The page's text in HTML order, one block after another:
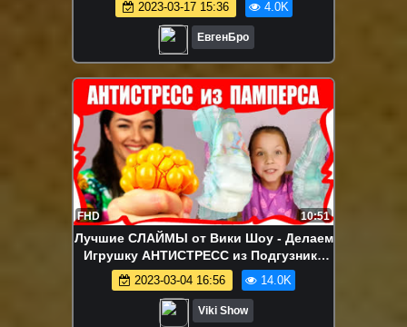
2023-03-17 15:36 4.0K
ЕвгенБро
FHD 10:51
Лучшие СЛАЙМЫ от Вики Шоу - Делаем
Игрушку АНТИСТРЕСС из Подгузника
Антистресс в Сетке / Вики Шоу
2023-03-04 16:56 14.0K
Viki Show